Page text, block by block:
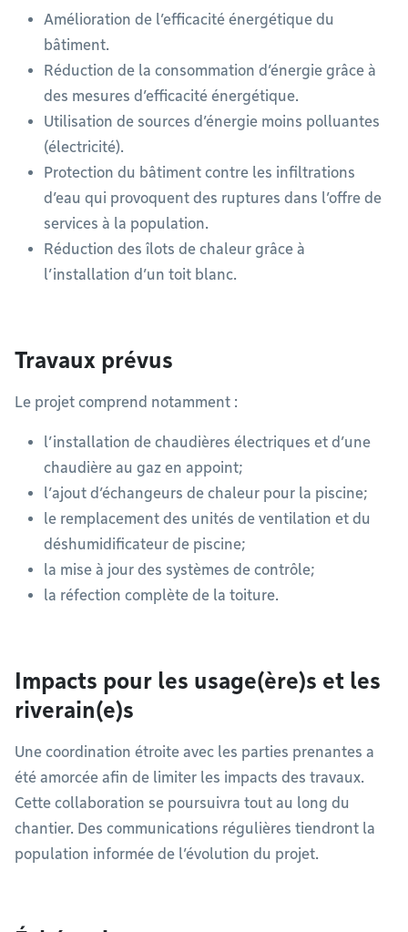
Amélioration de l’efficacité énergétique du
bâtiment.
Réduction de la consommation d’énergie grâce à
des mesures d’efficacité énergétique.
Utilisation de sources d’énergie moins polluantes
(électricité).
Protection du bâtiment contre les infiltrations
d’eau qui provoquent des ruptures dans l’offre de
services à la population.
Réduction des îlots de chaleur grâce à
l’installation d’un toit blanc.
Travaux prévus
Le projet comprend notamment :
l’installation de chaudières électriques et d’une
chaudière au gaz en appoint;
l’ajout d’échangeurs de chaleur pour la piscine;
le remplacement des unités de ventilation et du
déshumidificateur de piscine;
la mise à jour des systèmes de contrôle;
la réfection complète de la toiture.
Impacts pour les usage(ère)s et les
riverain(e)s
Une coordination étroite avec les parties prenantes a
été amorcée afin de limiter les impacts des travaux.
Cette collaboration se poursuivra tout au long du
chantier. Des communications régulières tiendront la
population informée de l’évolution du projet.